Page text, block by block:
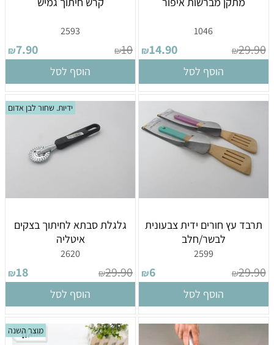
1046
₪29.90
₪14.90
הוסף לסל
2593
₪10
₪7.90
הוסף לסל
תרבד עץ חורים ידית צבעונית
לבשר/חלב
2599
₪29.90
₪6
הוסף לסל
ידיות. שחור לבן אדום
גלגלת סבתא לחיתוך בצקים
איטליה
2620
₪29.90
₪18
הוסף לסל
מוצר השנה